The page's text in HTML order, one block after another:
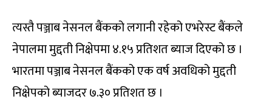
त्यस्तै पञ्जाब नेसनल बैंकको लगानी रहेको एभरेस्ट बैंकले
नेपालमा मुद्दती निक्षेपमा ४.१५ प्रतिशत ब्याज दिएको छ ।
भारतमा पञ्जाब नेसनल बैंकको एक वर्ष अवधिको मुद्दती
निक्षेपको ब्याजदर ७.३० प्रतिशत छ ।